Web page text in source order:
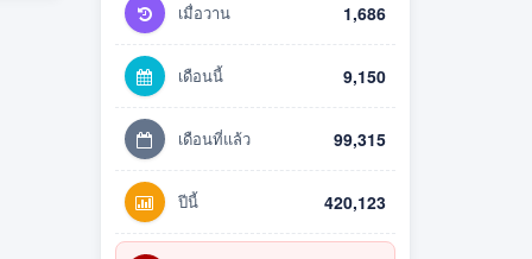
เมื่อวาน 1,686
เดือนนี้ 9,150
เดือนที่แล้ว 99,315
ปีนี้ 420,123